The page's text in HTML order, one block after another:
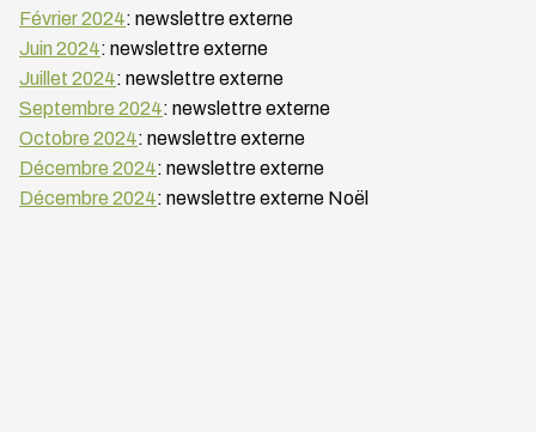
Février 2024: newslettre externe
Juin 2024: newslettre externe
Juillet 2024: newslettre externe
Septembre 2024: newslettre externe
Octobre 2024: newslettre externe
Décembre 2024: newslettre externe
Décembre 2024: newslettre externe Noël